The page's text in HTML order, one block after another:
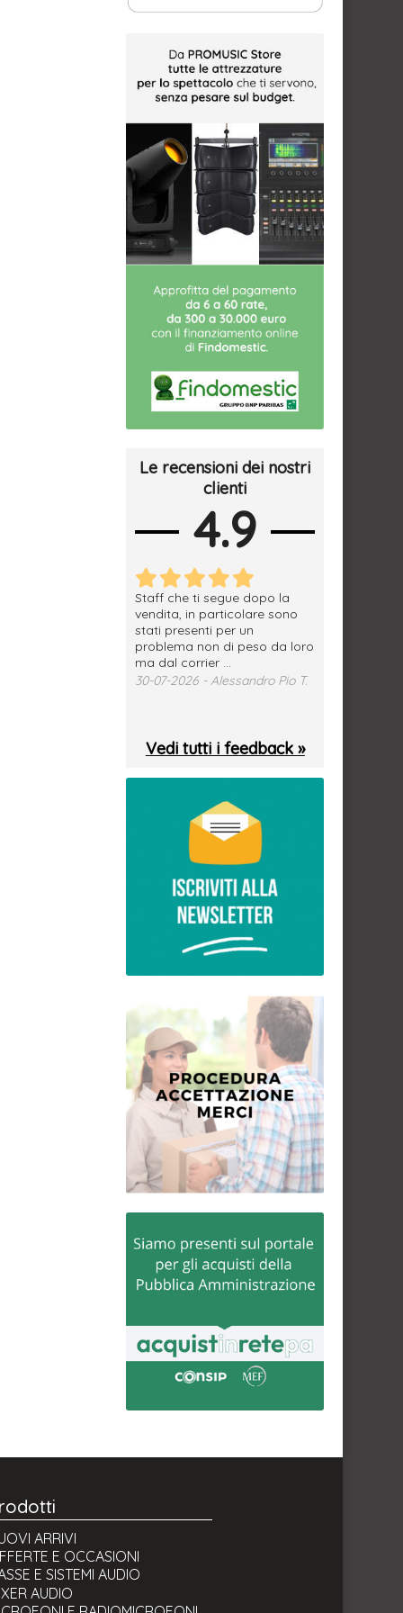
Le recensioni dei nostri
clienti
4.9
Staff che ti segue dopo la
vendita, in particolare sono
stati presenti per un
problema non di peso da loro
ma dal corrier ...
30-07-2026 - Alessandro Pio T.
Vedi tutti i feedback »
ARRIVI
E OCCASIONI
E SISTEMI AUDIO
attive (amplificate)
AUDIO